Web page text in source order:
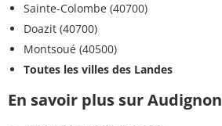
Sainte-Colombe (40700)
Doazit (40700)
Montsoué (40500)
Toutes les villes des Landes
En savoir plus sur Audignon